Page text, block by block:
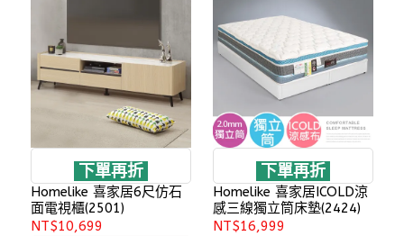
下單再折
Homelike 喜家居6尺仿石
面電視櫃(2501)
NT$10,699
下單再折
Homelike 喜家居ICOLD涼
感三線獨立筒床墊(2424)
NT$16,999